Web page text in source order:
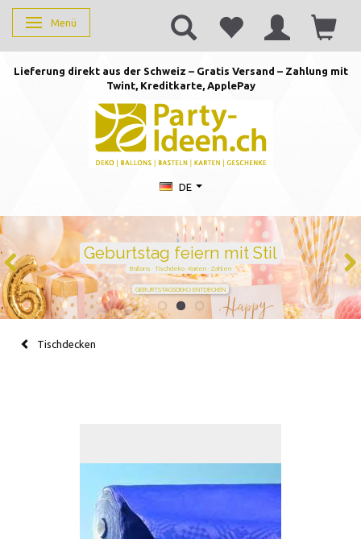
Anzeige ändern
Menü
Lieferung direkt aus der Schweiz – Gratis Versand – Zahlung mit
Twint, Kreditkarte, ApplePay
DE
Geburtstag feiern mit Stil
Ballons · Tischdeko · Karten · Zahlen
GEBURTSTAGSDEKO ENTDECKEN
Tischdecken